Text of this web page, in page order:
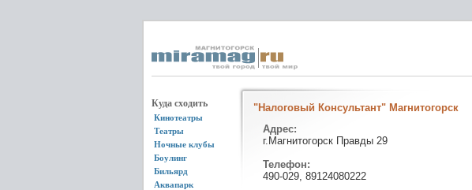
Куда сходить
Кинотеатры
Театры
Ночные клубы
Боулинг
Бильярд
Аквапарк
"Налоговый Консультант" Магнитогорск
Адрес:
г.Магнитогорск Правды 29
Телефон:
490-029, 89124080222